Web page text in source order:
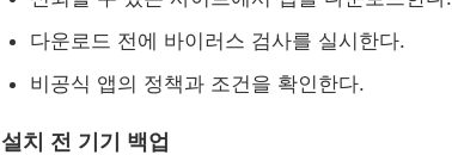
다운로드 전에 바이러스 검사를 실시한다.
비공식 앱의 정책과 조건을 확인한다.
설치 전 기기 백업